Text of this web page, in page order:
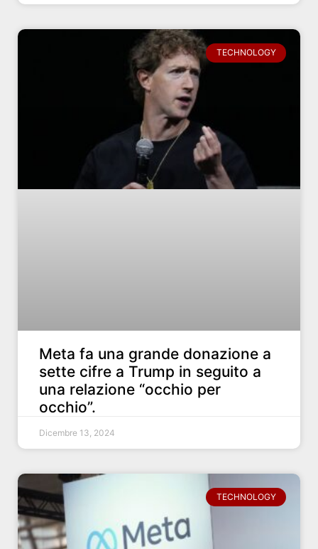
TECHNOLOGY
Meta fa una grande donazione a
sette cifre a Trump in seguito a
una relazione “occhio per
occhio”.
Dicembre 13, 2024
TECHNOLOGY